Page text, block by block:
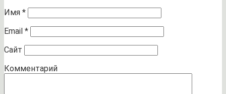
Имя *
Email *
Сайт
Комментарий